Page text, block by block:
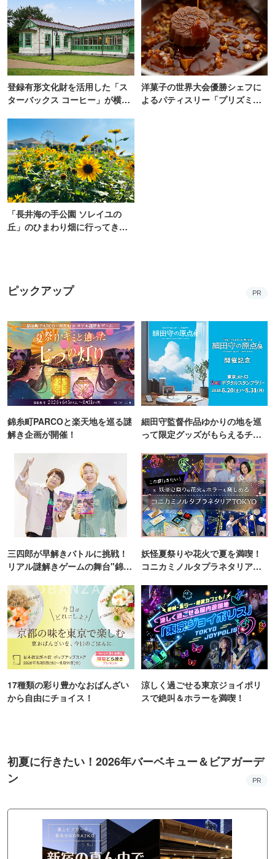
登録有形文化財を活用した「ス
ターバックス コーヒー」が横
洋菓子の世界大会優勝シェフに
よるパティスリー「プリズミッ
「長井海の手公園 ソレイユの
丘」のひまわり畑に行ってき
ピックアップ PR
錦糸町PARCOと楽天地を巡る謎
解き企画が開催！
細田守監督作品ゆかりの地を巡
って限定グッズがもらえるチャ
三四郎が早解きバトルに挑戦！
リアル謎解きゲームの舞台"錦糸
妖怪夏祭りや花火で夏を満喫！
コニカミノルタプラネタリア
17種類の彩り豊かなおばんざい
から自由にチョイス！
涼しく過ごせる東京ジョイポリ
スで絶叫＆ホラーを満喫！
初夏に行きたい！2026年バーベキュー＆ビアガーデ
ン
PR